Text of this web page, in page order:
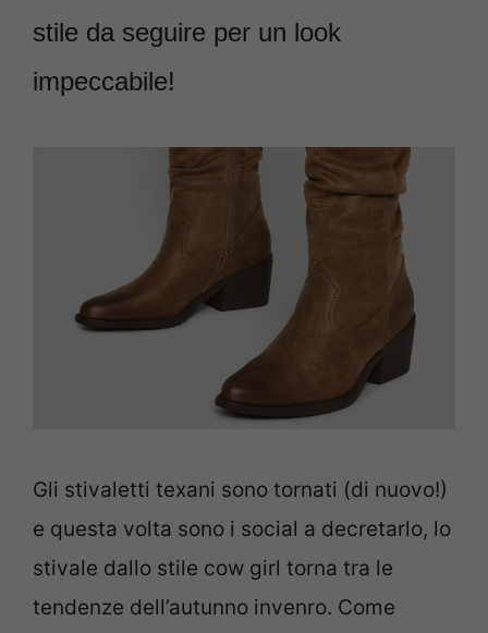
stile da seguire per un look
impeccabile!
Gli stivaletti texani sono tornati (di nuovo!)
e questa volta sono i social a decretarlo, lo
stivale dallo stile cow girl torna tra le
tendenze dell’autunno invenro. Come